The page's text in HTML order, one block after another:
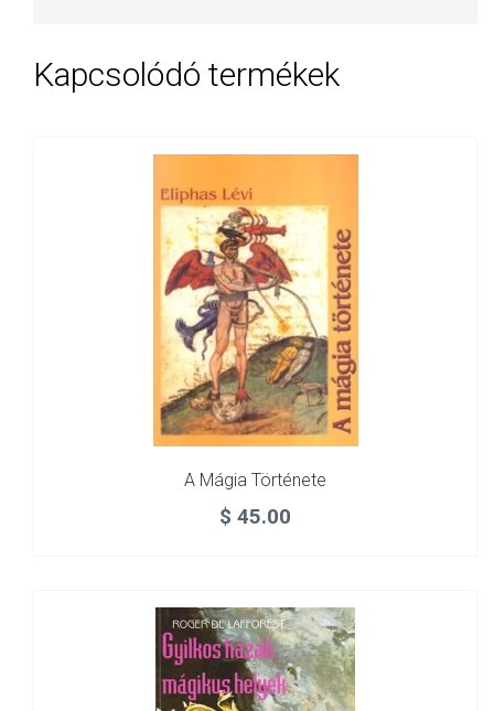
Kapcsolódó termékek
A Mágia Története
$ 45.00